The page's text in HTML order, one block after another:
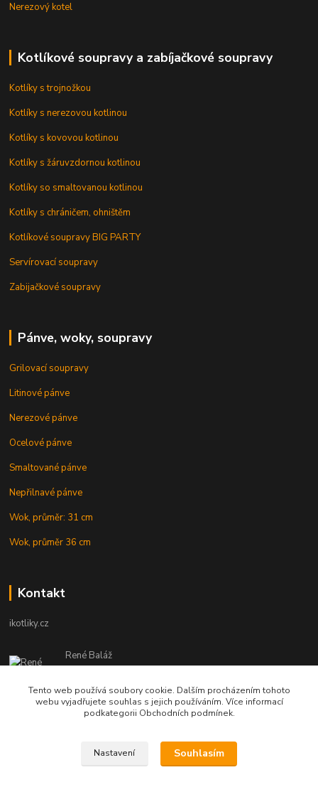
Nerezový kotel
Kotlíkové soupravy a zabíjačkové soupravy
Kotlíky s trojnožkou
Kotlíky s nerezovou kotlinou
Kotlíky s kovovou kotlinou
Kotlíky s žáruvzdornou kotlinou
Kotlíky so smaltovanou kotlinou
Kotlíky s chráničem, ohništěm
Kotlíkové soupravy BIG PARTY
Servírovací soupravy
Zabijačkové soupravy
Pánve, woky, soupravy
Grilovací soupravy
Litinové pánve
Nerezové pánve
Ocelové pánve
Smaltované pánve
Nepřilnavé pánve
Wok, průměr: 31 cm
Wok, průměr 36 cm
Kontakt
ikotliky.cz
René Baláž
Eshop: +421 902 212 007
od 8:00 - do 16:00 hod
info@ikotliky.cz
Tento web používá soubory cookie. Dalším procházením tohoto
webu vyjadřujete souhlas s jejich používáním. Více informací
podkategorii Obchodních podmínek.
Nastavení Souhlasím